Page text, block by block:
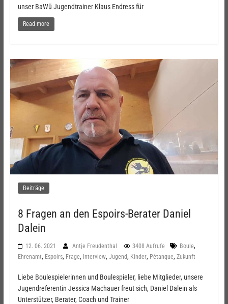
unser BaWü Jugendtrainer Klaus Endress für
Read more
Beiträge
8 Fragen an den Espoirs-Berater Daniel
Dalein
12. 06. 2021 Antje Freudenthal 3408 Aufrufe Boule,
Ehrenamt, Espoirs, Frage, Interview, Jugend, Kinder, Pétanque, Zukunft
Liebe Boulespielerinnen und Boulespieler, liebe Mitglieder, unsere
Jugendreferentin Jessica Machauer freut sich, Daniel Dalein als
Unterstützer, Berater, Coach und Trainer